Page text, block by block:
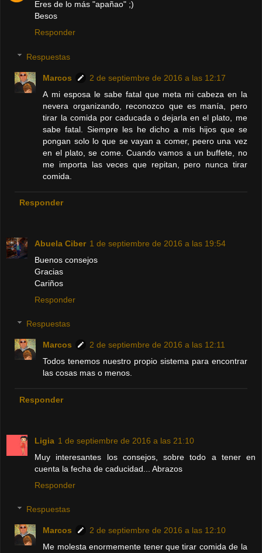
Eres de lo más "apañao" ;)
Besos
Responder
Respuestas
Marcos
2 de septiembre de 2016 a las 12:17
A mi esposa le sabe fatal que meta mi cabeza en la
nevera organizando, reconozco que es manía, pero
tirar la comida por caducada o dejarla en el plato, me
sabe fatal. Siempre les he dicho a mis hijos que se
pongan solo lo que se vayan a comer, peero una vez
en el plato, se come. Cuando vamos a un buffete, no
me importa las veces que repitan, pero nunca tirar
comida.
Responder
Abuela Ciber 1 de septiembre de 2016 a las 19:54
Buenos consejos
Gracias
Cariños
Responder
Respuestas
Marcos
2 de septiembre de 2016 a las 12:11
Todos tenemos nuestro propio sistema para encontrar
las cosas mas o menos.
Responder
Ligia 1 de septiembre de 2016 a las 21:10
Muy interesantes los consejos, sobre todo a tener en
cuenta la fecha de caducidad... Abrazos
Responder
Respuestas
Marcos
2 de septiembre de 2016 a las 12:10
Me molesta enormemente tener que tirar comida de la